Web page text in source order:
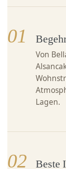
01
Von
Lagen.
02 Beste